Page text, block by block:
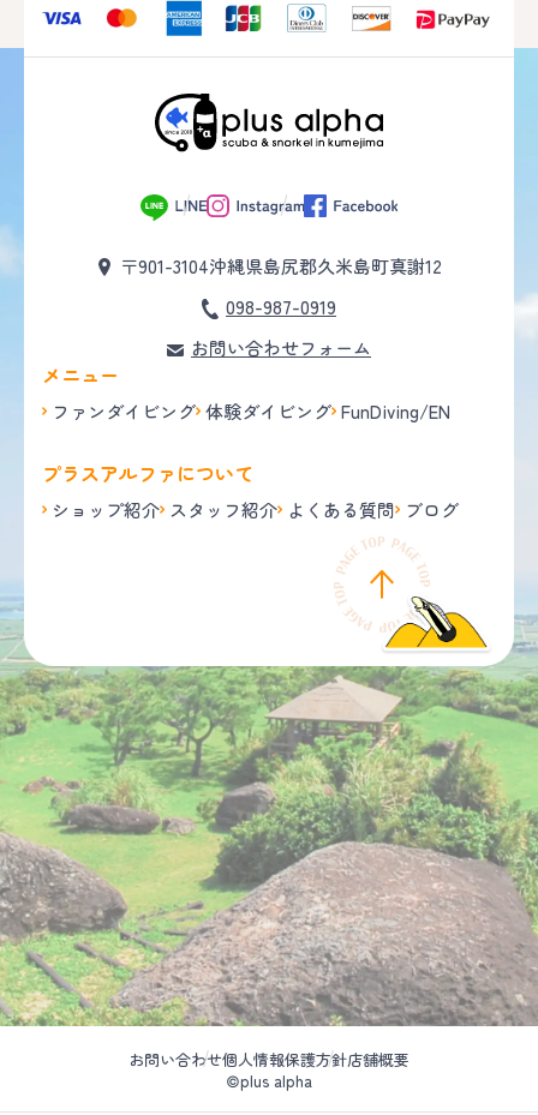
〒901-3104沖縄県島尻郡久米島町真謝12
098-987-0919
お問い合わせフォーム
メニュー
ファンダイビング 体験ダイビング FunDiving/EN
プラスアルファについて
ショップ紹介 スタッフ紹介 よくある質問 ブログ
お問い合わせ個人情報保護方針店舗概要
©plus alpha